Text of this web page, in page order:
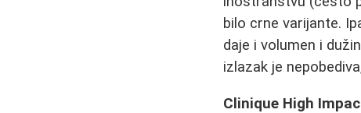
bilo crne varijante.
daje i volumen i
izlazak je
Clinique High